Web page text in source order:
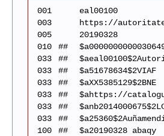
001
eal00100
003
https://
005
20190328
010
##
033
##
033
##
$a51678634$2VIAF
033
##
$aXX5385129$2BNE
033
##
$ahttps://
033
##
033
##
100
##
$a20190328 abaqy